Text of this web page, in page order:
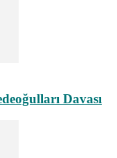
Davası